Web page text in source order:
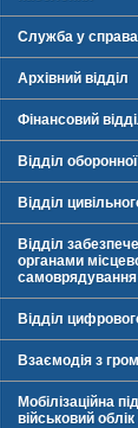
Служба у
Архівний відділ
Фінансовий
Відділ
Відділ
Відділ
органами
самоврядування
Відділ
Взаємодія з
Мобілізаційна
військовий облік